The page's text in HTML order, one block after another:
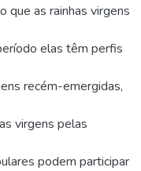
que as rainhas virgens
elas têm perfis
recém-emergidas,
virgens pelas
podem participar